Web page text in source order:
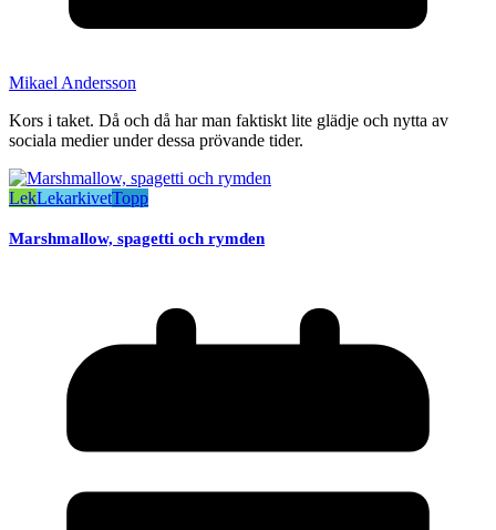
Mikael Andersson
Kors i taket. Då och då har man faktiskt lite glädje och nytta av
sociala medier under dessa prövande tider.
LekLekarkivetTopp
Marshmallow, spagetti och rymden